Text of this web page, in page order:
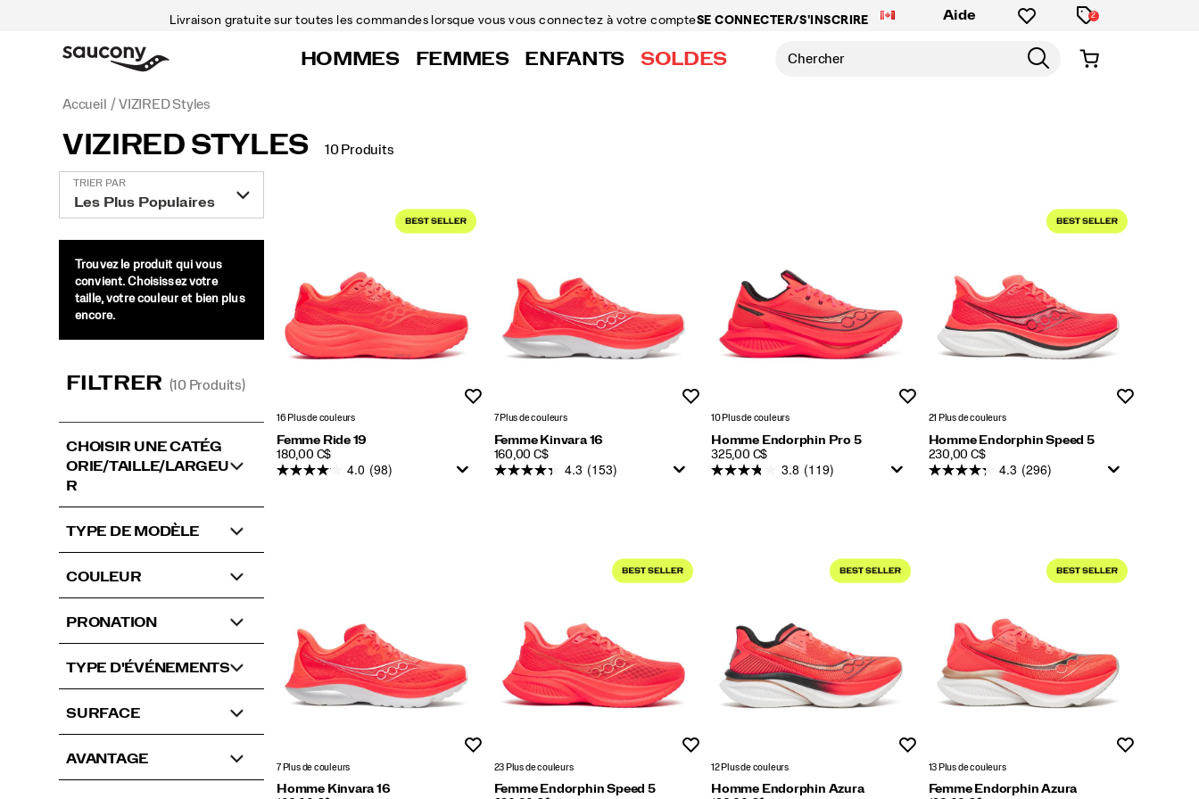
Livraison gratuite sur toutes les commandes lorsque vous vous connectez à votre compteSE CONNECTER/S'INSCRIRE Aide 2
HOMMES FEMMES ENFANTS SOLDES
Accueil VIZIRED Styles
VIZIRED STYLES 10 Produits
16 Plus de couleurs
Femme Ride 19
PRICE
180,00 C$
4.0 (98)
7 Plus de couleurs
Femme Kinvara 16
PRICE
160,00 C$
4.3 (153)
10 Plus de couleurs
Homme Endorphin Pro 5
PRICE
325,00 C$
3.8 (119)
21 Plus de couleurs
Homme Endorphin Speed 5
PRICE
230,00 C$
4.3 (296)
7 Plus de couleurs
Homme Kinvara 16
23 Plus de couleurs
Femme Endorphin Speed 5
12 Plus de couleurs
Homme Endorphin Azura
13 Plus de couleurs
Femme Endorphin Azura
TRIER PAR
Trouvez le produit qui vous
convient. Choisissez votre
taille, votre couleur et bien plus
encore.
FILTRER (10 Produits)
CHOISIR UNE CATÉG
ORIE/TAILLE/LARGEU
R
TYPE DE MODÈLE
COULEUR
PRONATION
TYPE D'ÉVÉNEMENTS
SURFACE
AVANTAGE